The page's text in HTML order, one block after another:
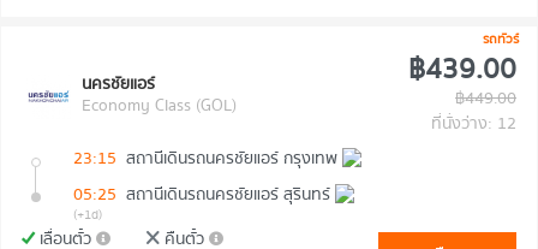
รถทัวร์
นครชัยแอร์
Economy Class (GOL)
฿439.00
฿449.00
ที่นั่งว่าง: 12
23:15 สถานีเดินรถนครชัยแอร์ กรุงเทพ
05:25 สถานีเดินรถนครชัยแอร์ สุรินทร์
(+1d)
เลื่อนตั๋ว คืนตั๋ว